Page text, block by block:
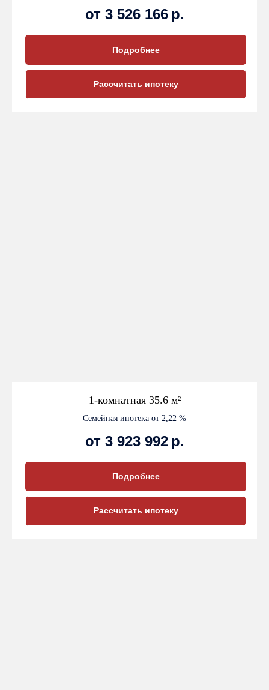
от 3 526 166 р.
Подробнее
Рассчитать ипотеку
1-комнатная 35.6 м²
Семейная ипотека от 2,22 %
от 3 923 992 р.
Подробнее
Рассчитать ипотеку